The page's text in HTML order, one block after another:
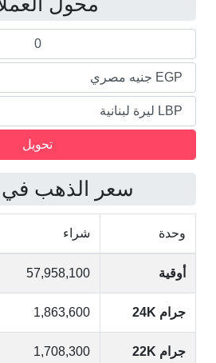
سعر الذهب
وحدة شراء
أوقية 57,958,100
جرام 24K 1,863,600
جرام 22K 1,708,300